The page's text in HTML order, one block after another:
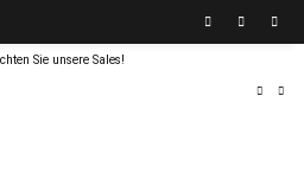
Sie unsere Sales!